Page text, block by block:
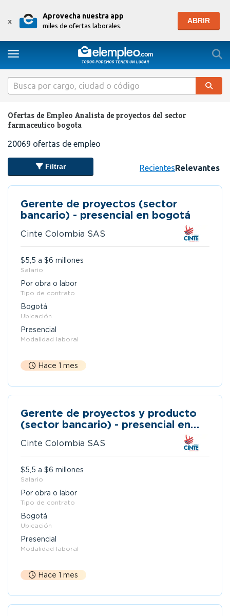
x
Aprovecha nuestra app
miles de ofertas laborales.
ABRIR
Toggle navigation
Ofertas de Empleo Analista de proyectos del sector
farmaceutico bogota
20069 ofertas de empleo
Filtrar RecientesRelevantes
Gerente de proyectos (sector
bancario) - presencial en bogotá
Cinte Colombia SAS
$5,5 a $6 millones
Salario
Por obra o labor
Tipo de contrato
Bogotá
Ubicación
Presencial
Modalidad laboral
Hace 1 mes
Gerente de proyectos y producto
(sector bancario) - presencial en
Cinte Colombia SAS
$5,5 a $6 millones
Salario
Por obra o labor
Tipo de contrato
Bogotá
Ubicación
Presencial
Modalidad laboral
Hace 1 mes